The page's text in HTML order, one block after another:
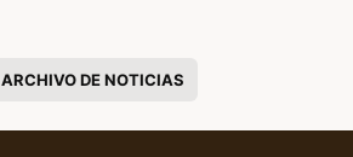
ARCHIVO DE NOTICIAS